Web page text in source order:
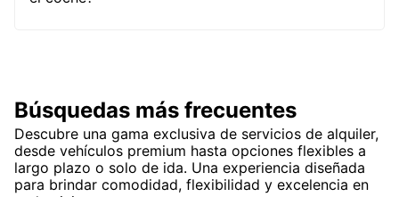
Búsquedas más frecuentes
Descubre una gama exclusiva de servicios de alquiler,
desde vehículos premium hasta opciones flexibles a
largo plazo o solo de ida. Una experiencia diseñada
para brindar comodidad, flexibilidad y excelencia en